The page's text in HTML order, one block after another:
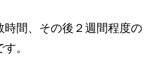
時間、その後２週間程度の
。